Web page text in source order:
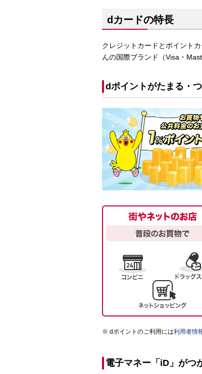
dカードの特長
クレジットカードとポイント
んの国際ブランド（Visa・
dポイントがたまる・
dポイントのご利用には利用者情
電子マネー「iD」がつ